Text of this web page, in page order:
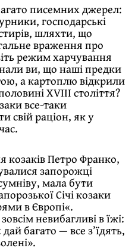
писемних джерел:
господарські
шляхти, що
враження про
режим харчування
ви, що наші предки
а картоплю відкрили
XVIII століття?
все-таки
свій раціон, як у
козаків Петро Франко,
запорожці
мала бути
Січі козаки
в Європі«.
невибагливі в їжі:
багато — все з’їдять,